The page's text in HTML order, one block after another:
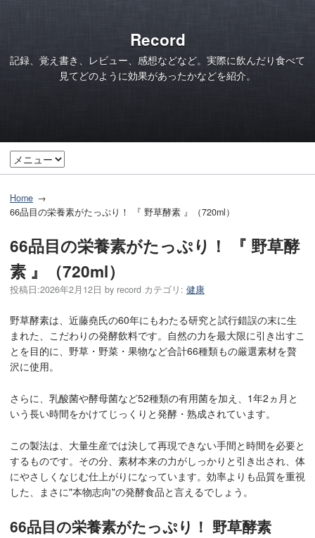
Record
記録、覚え書き、レビュー、感想などなど。実際に飲んだり食べて
見てどのように効果があったかなどを紹介。
Home
66品目の栄養素がたっぷり！ 『 野草酵素 』（720ml）
66品目の栄養素がたっぷり！ 『 野草酵
素 』（720ml）
投稿日:2026年2月12日 by record カテゴリ: 健康
野草酵素は、近藤堯氏の60年にもわたる研究と試行錯誤の末に生
まれた、こだわりの発酵飲料です。自然の力を最大限に引き出すこ
とを目的に、野草・野菜・果物など合計66種類もの厳選素材を贅
沢に使用。
さらに、乳酸菌や酵母菌など52種類の有用菌を加え、1年2ヵ月と
いう長い時間をかけてじっくりと発酵・熟成されています。
この製法は、大量生産では決して再現できない手間と時間を必要と
するものです。その分、素材本来の力がしっかりと引き出され、体
にやさしくなじむ仕上がりになっています。効率よりも品質を重視
した、まさに"本物志向"の発酵食品と言えるでしょう。
66品目の栄養素がたっぷり！ 野草酵素